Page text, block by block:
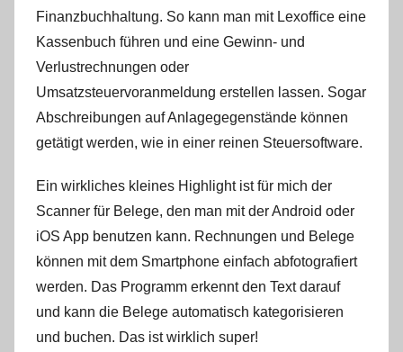
Finanzbuchhaltung. So kann man mit Lexoffice eine
Kassenbuch führen und eine Gewinn- und
Verlustrechnungen oder
Umsatzsteuervoranmeldung erstellen lassen. Sogar
Abschreibungen auf Anlagegegenstände können
getätigt werden, wie in einer reinen Steuersoftware.
Ein wirkliches kleines Highlight ist für mich der
Scanner für Belege, den man mit der Android oder
iOS App benutzen kann. Rechnungen und Belege
können mit dem Smartphone einfach abfotografiert
werden. Das Programm erkennt den Text darauf
und kann die Belege automatisch kategorisieren
und buchen. Das ist wirklich super!